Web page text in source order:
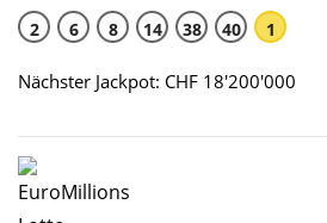
2 6 8 14 38 40 1
Nächster Jackpot: CHF 18'200'000